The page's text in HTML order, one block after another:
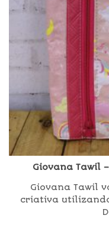
Giovana Tawil
Giovana Tawil
criativa